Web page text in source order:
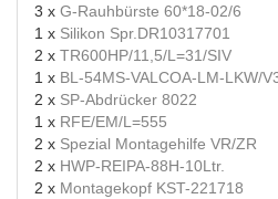
3 x G-Rauhbürste 60*18-02/6
1 x Silikon Spr.DR10317701
2 x TR600HP/11,5/L=31/SIV
1 x BL-54MS-VALCOA-LM-LKW/
2 x SP-Abdrücker 8022
1 x RFE/EM/L=555
2 x Spezial Montagehilfe VR/ZR
2 x HWP-REIPA-88H-10Ltr.
2 x Montagekopf KST-221718